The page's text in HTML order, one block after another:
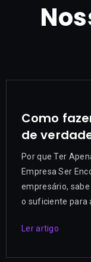
Como
de
Por que Ter
Empresa Ser
empresário,
o suficiente para
Ler artigo